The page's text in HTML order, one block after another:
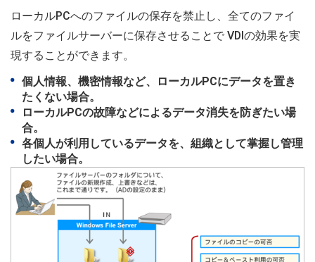
ローカルPCへのファイルの保存を禁止し、全てのファイ
ルをファイルサーバーに保存させることで VDIの効果を実
現することができます。
個人情報、機密情報など、ローカルPCにデータを置き
たくない場合。
ローカルPCの故障などによるデータ消失を防ぎたい場
合。
各個人が利用しているデータを、組織として掌握し管理
したい場合。